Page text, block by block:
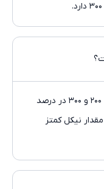
تنها تفاوت اصلی گروه استیل های سری ۲۰۰ و ۳۰۰ در درصد
نیکل آنهاست که در آلیاژ های سری ۲۰۰ مقدار نیکل کمتز